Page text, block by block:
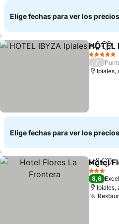
Elige fechas para ver los
HOTEL
5 Estrellas
/
Ipiales,
Elige fechas para ver los
Hotel
3 Estrellas
8,6
Ipiales,